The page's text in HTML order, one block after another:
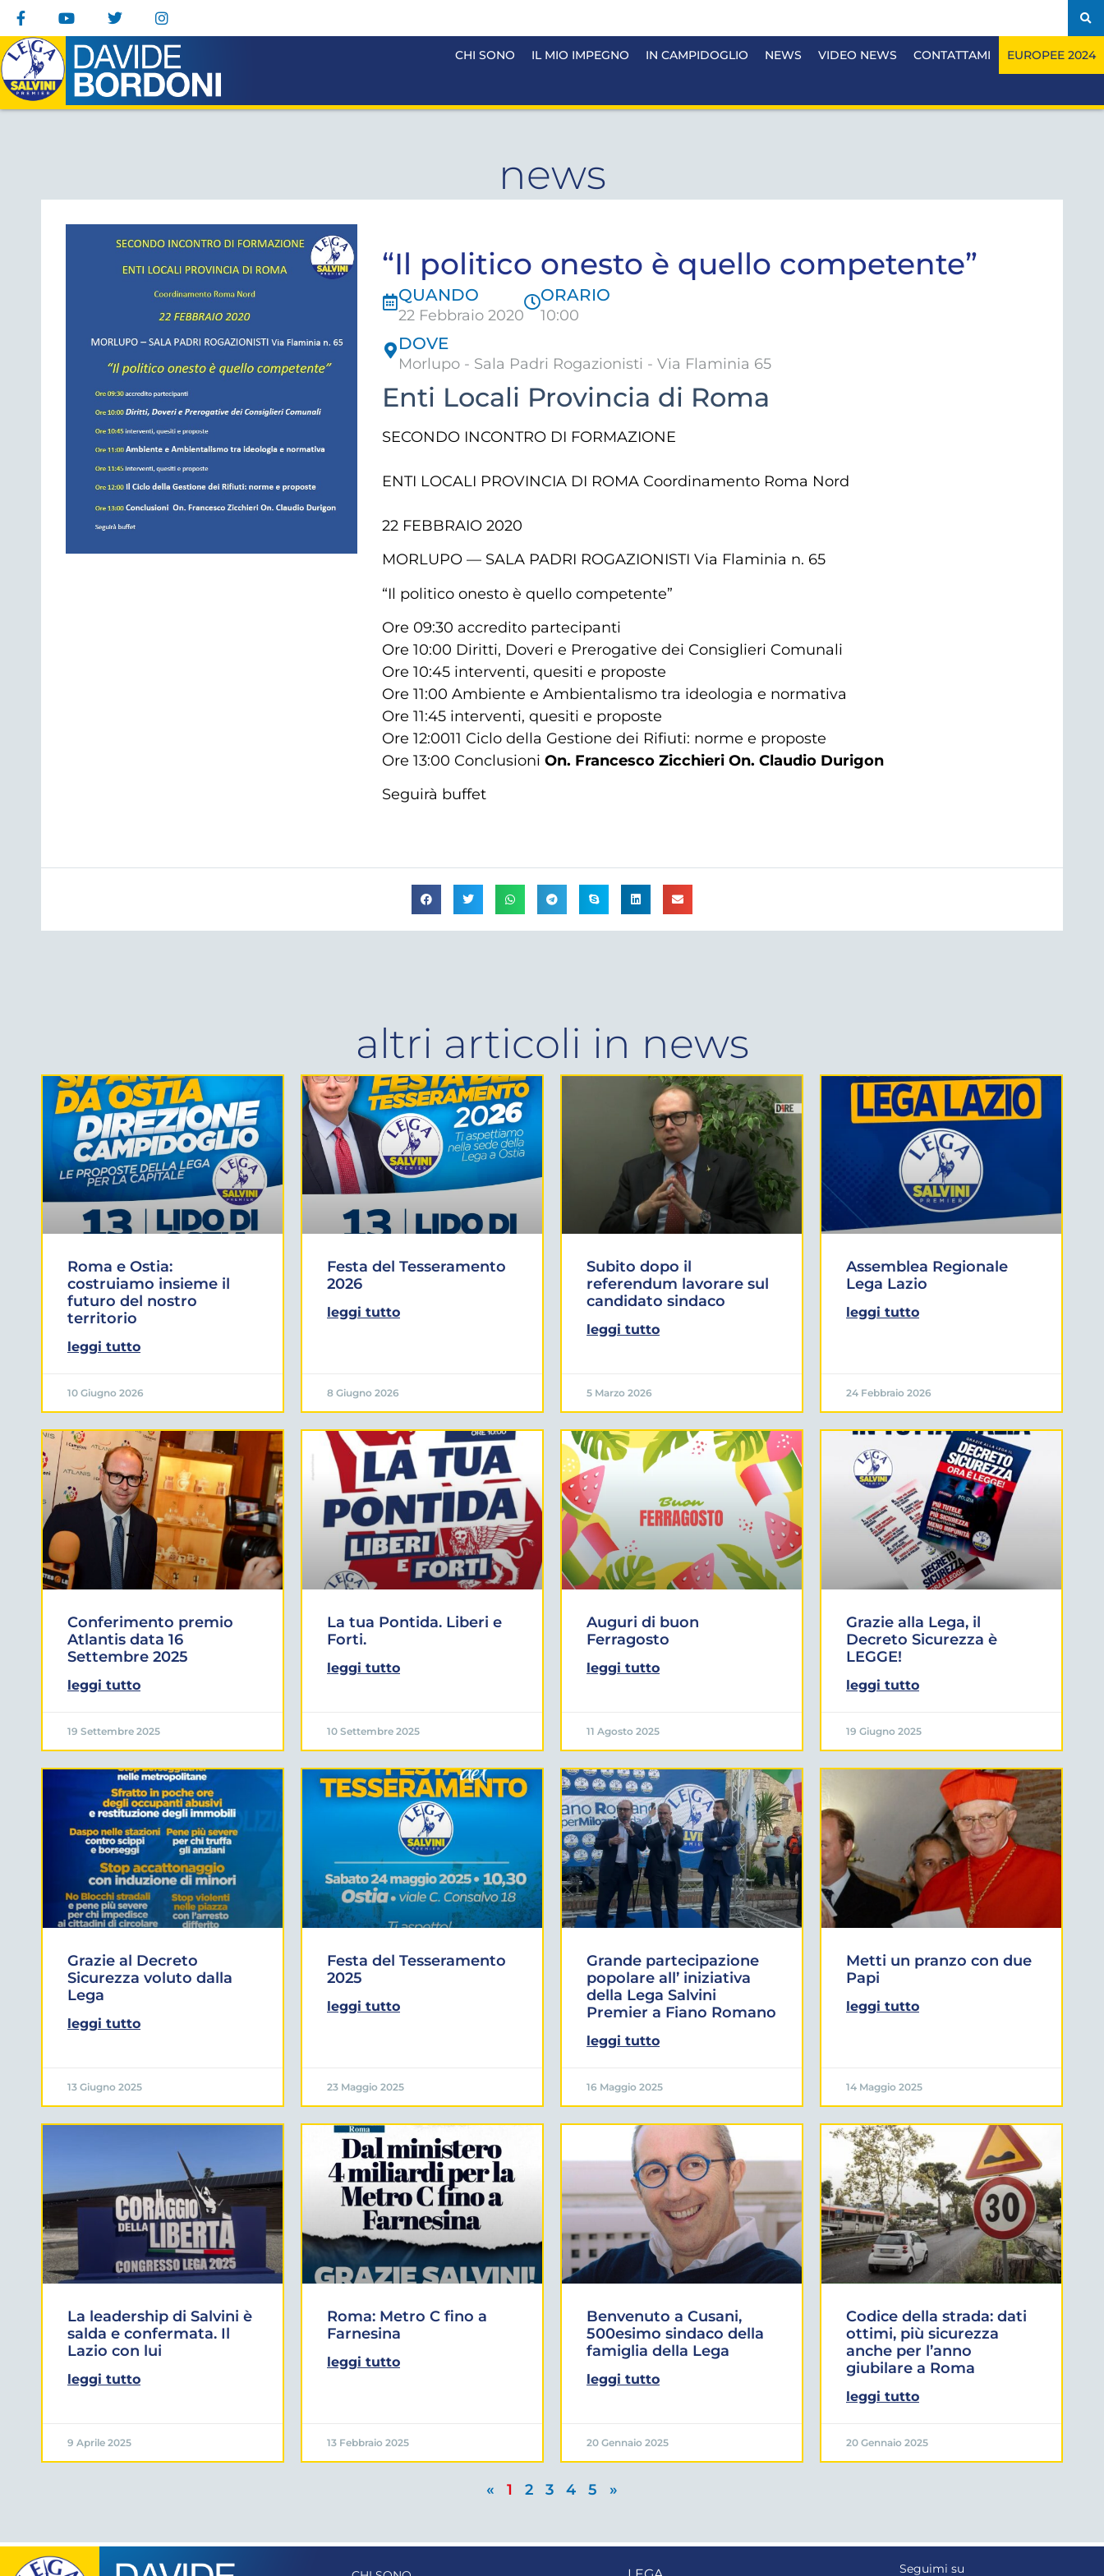
CHI SONO IL MIO IMPEGNO IN CAMPIDOGLIO NEWS VIDEO NEWS CONTATTAMI EUROPEE 2024
news
“Il politico onesto è quello competente”
QUANDO
22 Febbraio 2020
ORARIO
10:00
DOVE
Morlupo - Sala Padri Rogazionisti - Via Flaminia 65
Enti Locali Provincia di Roma
SECONDO INCONTRO DI FORMAZIONE
ENTI LOCALI PROVINCIA DI ROMA Coordinamento Roma Nord
22 FEBBRAIO 2020
MORLUPO — SALA PADRI ROGAZIONISTI Via Flaminia n. 65
“Il politico onesto è quello competente”
Ore 09:30 accredito partecipanti
Ore 10:00 Diritti, Doveri e Prerogative dei Consiglieri Comunali
Ore 10:45 interventi, quesiti e proposte
Ore 11:00 Ambiente e Ambientalismo tra ideologia e normativa
Ore 11:45 interventi, quesiti e proposte
Ore 12:0011 Ciclo della Gestione dei Rifiuti: norme e proposte
Ore 13:00 Conclusioni On. Francesco Zicchieri On. Claudio Durigon
Seguirà buffet
altri articoli in news
Roma e Ostia:
costruiamo insieme il
futuro del nostro
territorio
leggi tutto
10 Giugno 2026
Festa del Tesseramento
2026
leggi tutto
8 Giugno 2026
Subito dopo il
referendum lavorare sul
candidato sindaco
leggi tutto
5 Marzo 2026
Assemblea Regionale
Lega Lazio
leggi tutto
24 Febbraio 2026
Conferimento premio
Atlantis data 16
Settembre 2025
leggi tutto
19 Settembre 2025
La tua Pontida. Liberi e
Forti.
leggi tutto
10 Settembre 2025
Auguri di buon
Ferragosto
leggi tutto
11 Agosto 2025
Grazie alla Lega, il
Decreto Sicurezza è
LEGGE!
leggi tutto
19 Giugno 2025
Grazie al Decreto
Sicurezza voluto dalla
Lega
leggi tutto
13 Giugno 2025
Festa del Tesseramento
2025
leggi tutto
23 Maggio 2025
Grande partecipazione
popolare all’ iniziativa
della Lega Salvini
Premier a Fiano Romano
leggi tutto
16 Maggio 2025
Metti un pranzo con due
Papi
leggi tutto
14 Maggio 2025
La leadership di Salvini è
salda e confermata. Il
Lazio con lui
leggi tutto
9 Aprile 2025
Roma: Metro C fino a
Farnesina
leggi tutto
13 Febbraio 2025
Benvenuto a Cusani,
500esimo sindaco della
famiglia della Lega
leggi tutto
20 Gennaio 2025
Codice della strada: dati
ottimi, più sicurezza
anche per l’anno
giubilare a Roma
leggi tutto
20 Gennaio 2025
« 1 2 3 4 5 »
Seguimi su